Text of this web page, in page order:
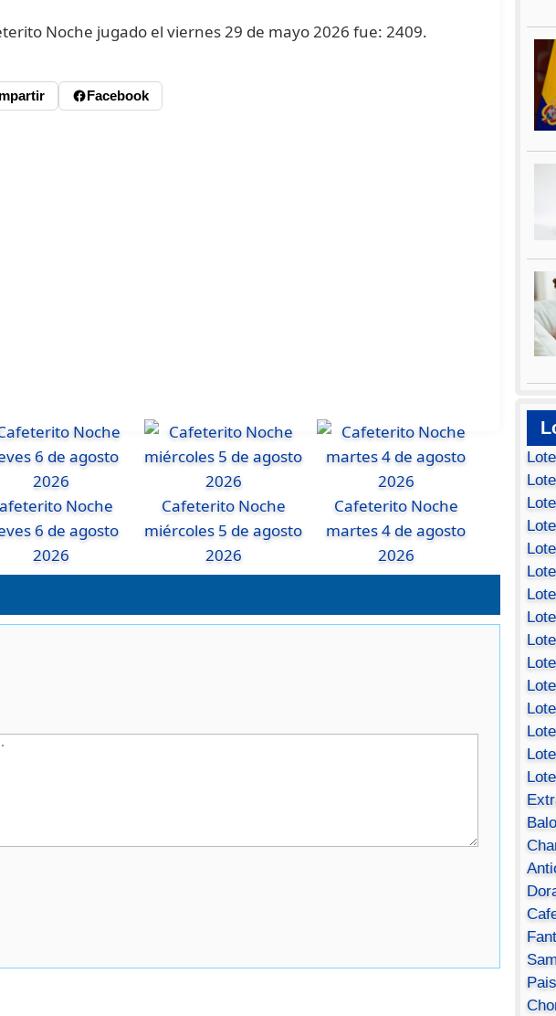
Noche jugado el viernes 29 de mayo 2026 fue: 2409.
Facebook
Noche
6 de agosto
2026
Cafeterito Noche
miércoles 5 de agosto
2026
Cafeterito Noche
martes 4 de agosto
2026